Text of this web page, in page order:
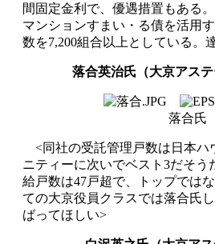
間固定金利で、優遇措置もある
マンションすまい・る債を活用
数を7,200組合以上としている。
落合英治氏（大京アステ
落合氏
<同社の受託管理戸数は日本ハ
ニティーに次いでベスト 3だそう
給戸数は47戸超で、トップでは
ての大京役員クラスでは落合氏
ばってほしい>